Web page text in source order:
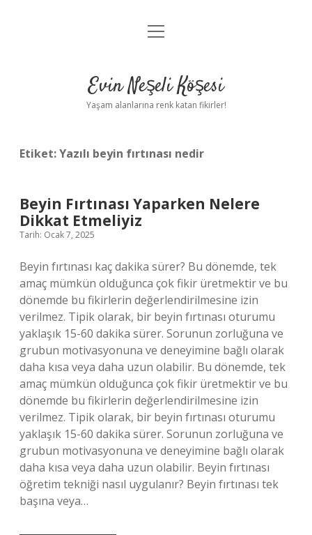
Anasayfa
Yasal Uyarı
menüyü
Evin Neşeli Köşesi
Yaşam alanlarına renk katan fikirler!
Etiket:Yazılı beyin fırtınası nedir
Beyin Fırtınası Yaparken Nelere
Dikkat Etmeliyiz
Tarih: Ocak 7, 2025
Beyin fırtınası kaç dakika sürer? Bu dönemde, tek
amaç mümkün olduğunca çok fikir üretmektir ve bu
dönemde bu fikirlerin değerlendirilmesine izin
verilmez. Tipik olarak, bir beyin fırtınası oturumu
yaklaşık 15-60 dakika sürer. Sorunun zorluğuna ve
grubun motivasyonuna ve deneyimine bağlı olarak
daha kısa veya daha uzun olabilir. Bu dönemde, tek
amaç mümkün olduğunca çok fikir üretmektir ve bu
dönemde bu fikirlerin değerlendirilmesine izin
verilmez. Tipik olarak, bir beyin fırtınası oturumu
yaklaşık 15-60 dakika sürer. Sorunun zorluğuna ve
grubun motivasyonuna ve deneyimine bağlı olarak
daha kısa veya daha uzun olabilir. Beyin fırtınası
öğretim tekniği nasıl uygulanır? Beyin fırtınası tek
başına veya…